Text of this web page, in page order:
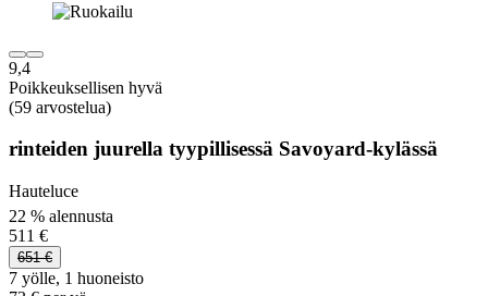
9,4
Poikkeuksellisen hyvä
(59 arvostelua)
rinteiden juurella tyypillisessä Savoyard-kylässä
Hauteluce
22 % alennusta
511 €
651 €
7 yölle, 1 huoneisto